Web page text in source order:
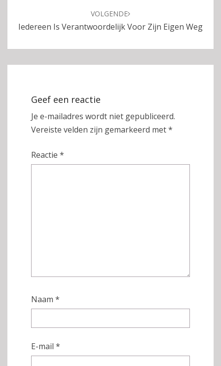
VOLGENDE
Iedereen Is Verantwoordelijk Voor Zijn Eigen Weg
Geef een reactie
Je e-mailadres wordt niet gepubliceerd.
Vereiste velden zijn gemarkeerd met*
Reactie *
Naam *
E-mail *